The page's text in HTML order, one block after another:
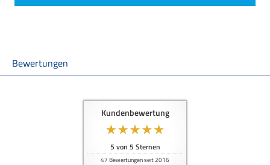
Bewertungen
Kundenbewertung
5 von 5 Sternen
47 Bewertungen seit 2016